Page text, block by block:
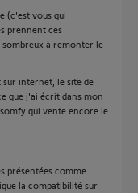
(c'est vous qui
prennent ces
sombreux à remonter le
sur internet, le site de
que j'ai écrit dans mon
qui vente encore le
présentées comme
la compatibilité sur